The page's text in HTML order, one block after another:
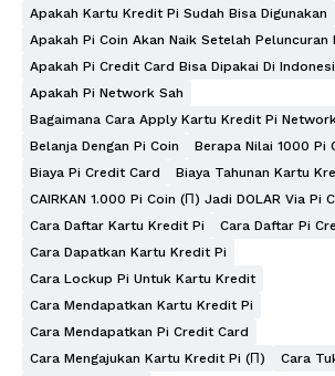
Apakah Kartu Kredit Pi Sudah Bisa Digunakan
Apakah Pi Coin Akan Naik Setelah Peluncuran
Apakah Pi Credit Card Bisa Dipakai Di
Apakah Pi Network Sah
Bagaimana Cara Apply Kartu Kredit Pi
Belanja Dengan Pi Coin
Berapa Nilai 1000 Pi
Biaya Pi Credit Card
Biaya Tahunan Kartu
CAIRKAN 1.000 Pi Coin (π) Jadi DOLAR Via Pi
Cara Daftar Kartu Kredit Pi
Cara Daftar Pi
Cara Dapatkan Kartu Kredit Pi
Cara Lockup Pi Untuk Kartu Kredit
Cara Mendapatkan Kartu Kredit Pi
Cara Mendapatkan Pi Credit Card
Cara Mengajukan Kartu Kredit Pi (π)
Cara